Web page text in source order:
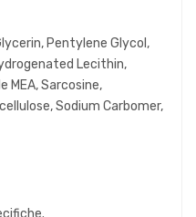
Pentylene Glycol,
Lecithin,
MEA, Sarcosine,
Sodium Carbomer,